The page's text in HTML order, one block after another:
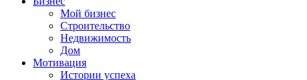
Мой бизнес
Строительство
Недвижимость
Дом
Мотивация
Истории успеха